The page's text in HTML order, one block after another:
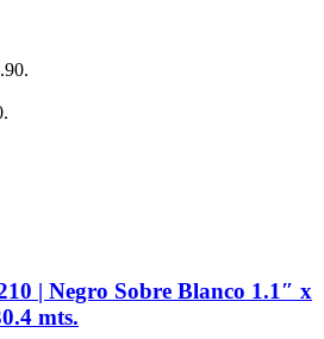
| Negro Sobre Blanco 1.1″ x
mts.